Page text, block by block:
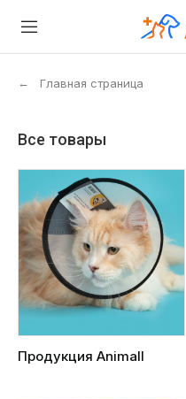
← Главная страница
Все товары
Продукция Animall